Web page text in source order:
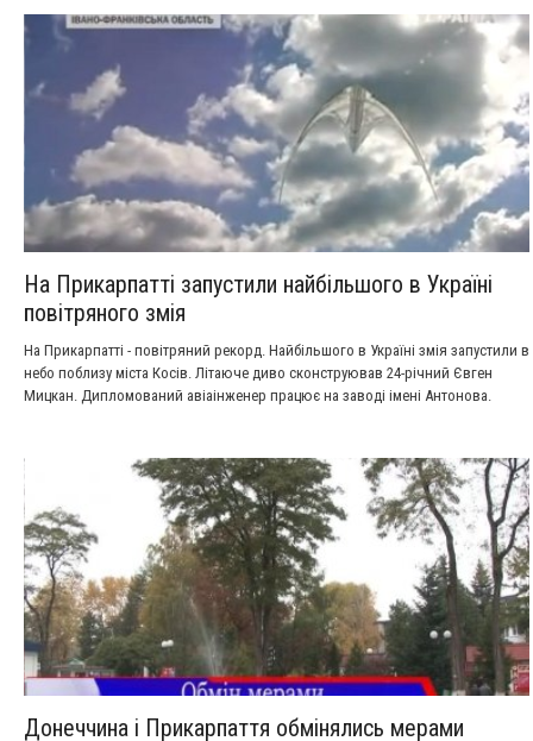
групи за віковими категоріями. Сюжет ТРК "Вежа".
На Прикарпатті запустили найбільшого в Україні
повітряного змія
На Прикарпатті - повітряний рекорд. Найбільшого в Україні змія запустили в
небо поблизу міста Косів. Літаюче диво сконструював 24-річний Євген
Мицкан. Дипломований авіаінженер працює на заводі імені Антонова.
косовський летючий змій "не дотягнув" 15 метрів.
Донеччина і Прикарпаття обмінялись мерами